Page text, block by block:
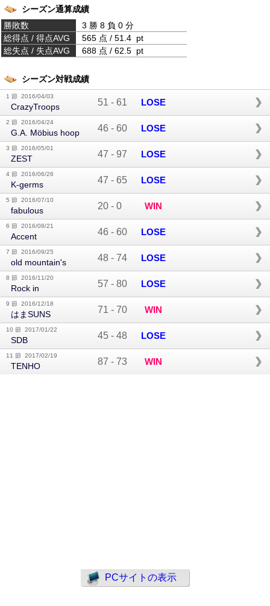
シーズン通算成績
勝敗数
3 勝 8 負 0 分
総得点 / 得点AVG
565 点 / 51.4 pt
総失点 / 失点AVG
688 点 / 62.5 pt
シーズン対戦成績
1 節 2016/04/03
CrazyTroops 51 - 61 LOSE
2 節 2016/04/24
G.A. Möbius hoop 46 - 60 LOSE
3 節 2016/05/01
ZEST 47 - 97 LOSE
4 節 2016/06/26
K-germs 47 - 65 LOSE
5 節 2016/07/10
fabulous 20 - 0 WIN
6 節 2016/08/21
Accent 46 - 60 LOSE
7 節 2016/09/25
old mountain's 48 - 74 LOSE
8 節 2016/11/20
Rock in 57 - 80 LOSE
9 節 2016/12/18
はまSUNS 71 - 70 WIN
10 節 2017/01/22
SDB 45 - 48 LOSE
11 節 2017/02/19
TENHO 87 - 73 WIN
PCサイトの表示